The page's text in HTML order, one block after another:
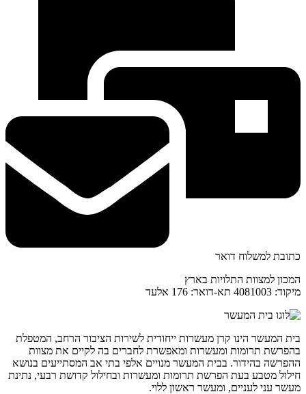
כתובת למשלוח דואר
המכון למצוות התלויות בארץ
מיקוד: 4081003 תא-דואר: 176 אלעד
בית המעשר הינו קרן מעשרות ייחודית לשירות הציבור הרחב, המטפלת
בהפרשת תרומות ומעשרות ומאפשרת לחברים בה לקיים את מצוות
ההפרשה בהידור. בבית המעשר מנויים אלפי בתי אב המסתייעים בנושא
חילול מטבע בעת הפרשת תרומות ומעשרות ובחילול קדושת רבעי, נתינת
מעשר עני לעניים, ומעשר ראשון ללוי.